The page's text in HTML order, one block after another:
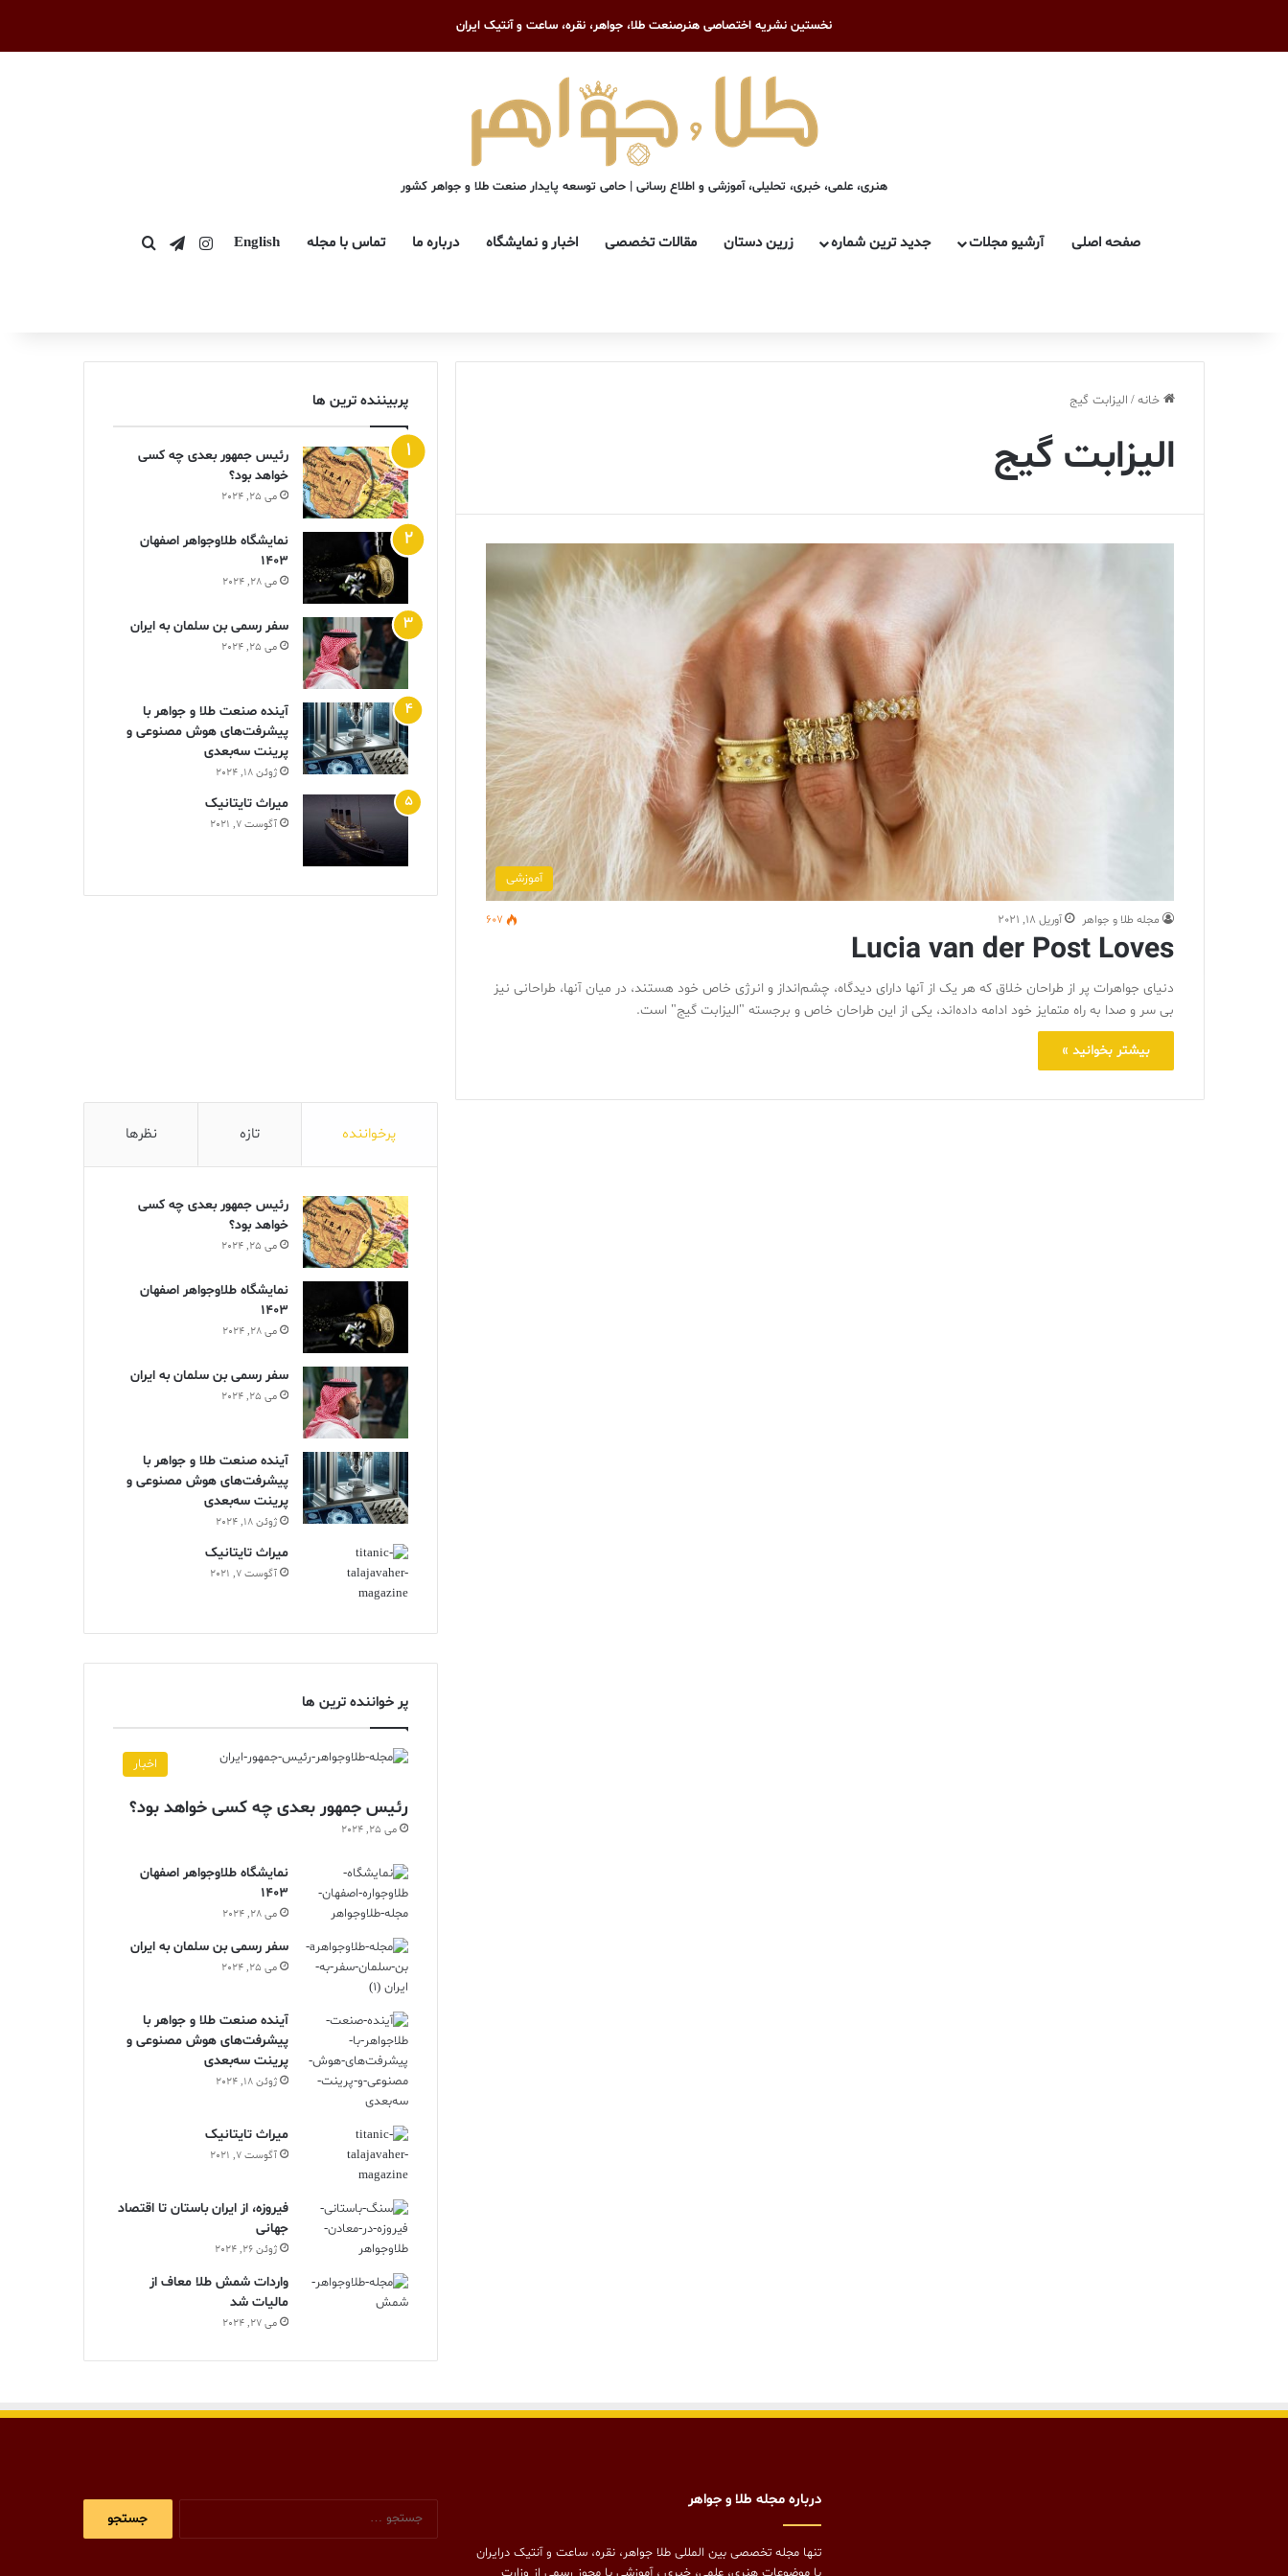
نخستین نشریه اختصاصی هنرصنعت طلا، جواهر، نقره، ساعت و آنتیک ایران
هنری، علمی، خبری، تحلیلی، آموزشی و اطلاع رسانی | حامی توسعه پایدار صنعت طلا و جواهر کشور
صفحه اصلی آرشیو مجلات جدید ترین شماره زرین دستان مقالات تخصصی اخبار و نمایشگاه درباره ما تماس با مجله English اینستاگرام
تلگرامجستجو برای
خانه/ الیزابت گیج
الیزابت گیج
آموزشی
مجله طلا و جواهر آوریل 18, 2021 607
Lucia van der Post Loves
دنیای جواهرات پر از طراحان خلاق که هر یک از آنها دارای دیدگاه، چشم‌انداز و انرژی خاص خود هستند، در میان آنها، طراحانی نیز
بی سر و صدا به راه متمایز خود ادامه داده‌اند، یکی از این طراحان خاص و برجسته "الیزابت گیج" است.
بیشتر بخوانید »
پربیننده ترین ها
رئیس جمهور بعدی چه کسی
خواهد بود؟
می 25, 2024
نمایشگاه طلاوجواهر اصفهان
1403
می 28, 2024
سفر رسمی بن سلمان به ایران
می 25, 2024
آینده صنعت طلا و جواهر با
پیشرفت‌های هوش مصنوعی و
پرینت سه‌بعدی
ژوئن 18, 2024
ميراث تايتانيک
آگوست 7, 2021
پرخواننده تازه نظرها
رئیس جمهور بعدی چه کسی
خواهد بود؟
می 25, 2024
نمایشگاه طلاوجواهر اصفهان
1403
می 28, 2024
سفر رسمی بن سلمان به ایران
می 25, 2024
آینده صنعت طلا و جواهر با
پیشرفت‌های هوش مصنوعی و
پرینت سه‌بعدی
ژوئن 18, 2024
ميراث تايتانيک
آگوست 7, 2021
پر خواننده ترین ها
اخبار
رئیس جمهور بعدی چه کسی خواهد بود؟
می 25, 2024
نمایشگاه طلاوجواهر اصفهان
1403
می 28, 2024
سفر رسمی بن سلمان به ایران
می 25, 2024
آینده صنعت طلا و جواهر با
پیشرفت‌های هوش مصنوعی و
پرینت سه‌بعدی
ژوئن 18, 2024
ميراث تايتانيک
آگوست 7, 2021
فیروزه، از ایران باستان تا اقتصاد
جهانی
ژوئن 26, 2024
واردات شمش طلا معاف از
مالیات شد
می 27, 2024
درباره مجله طلا و جواهر
تنها مجله تخصصی بین المللی طلا جواهر، نقره، ساعت و آنتیک درایران